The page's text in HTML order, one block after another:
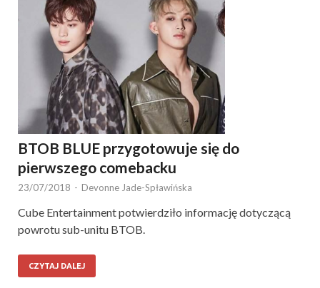
BTOB BLUE przygotowuje się do
pierwszego comebacku
23/07/2018 - Devonne Jade-Spławińska
Cube Entertainment potwierdziło informację dotyczącą
powrotu sub-unitu BTOB.
CZYTAJ DALEJ